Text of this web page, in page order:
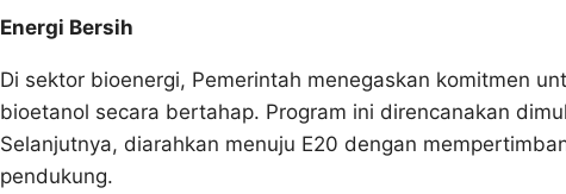
Energi Bersih
Di sektor bioenergi, Pemerintah menegaskan komitmen
bioetanol secara bertahap. Program ini direncanakan
Selanjutnya, diarahkan menuju E20 dengan
pendukung.